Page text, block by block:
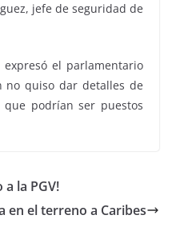
jefe de seguridad de
el parlamentario
no quiso dar detalles de
podrían ser puestos
la PGV!
en el terreno a Caribes